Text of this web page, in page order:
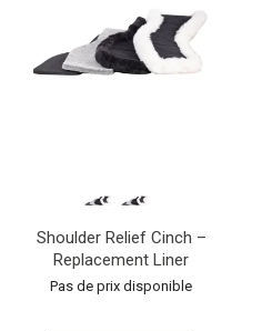
Shoulder Relief Cinch –
Replacement Liner
Pas de prix disponible